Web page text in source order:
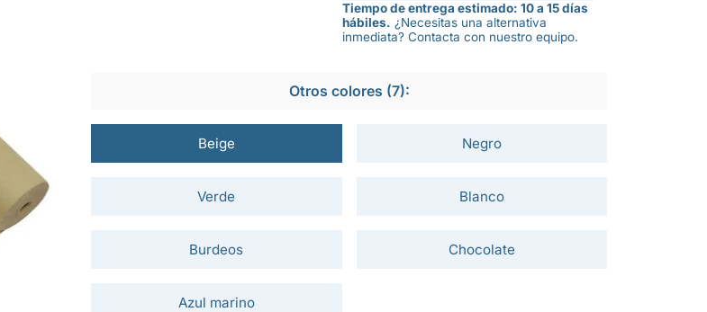
Tiempo de entrega estimado: 10 a 15 días
hábiles. ¿Necesitas una alternativa
inmediata? Contacta con nuestro equipo.
Otros colores (7):
Beige Negro
Verde Blanco
Burdeos Chocolate
Azul marino